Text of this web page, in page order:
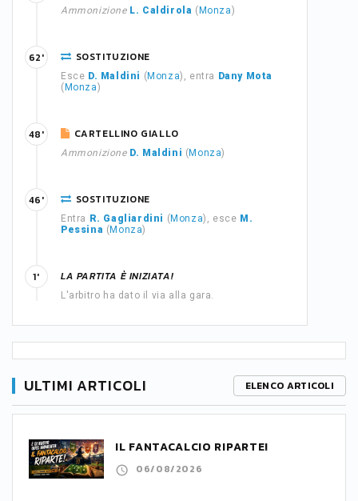
Ammonizione L. Caldirola ( Monza)
SOSTITUZIONE
Esce D. Maldini ( Monza), entra
Dany Mota
( Monza)
62'
CARTELLINO GIALLO
Ammonizione D. Maldini ( Monza)
48'
SOSTITUZIONE
Entra R. Gagliardini ( Monza), esce M.
Pessina ( Monza)
46'
LA PARTITA È INIZIATA!
L'arbitro ha dato il via alla gara.
1'
ULTIMI ARTICOLI ELENCO ARTICOLI
IL FANTACALCIO RIPARTE!
06/08/2026